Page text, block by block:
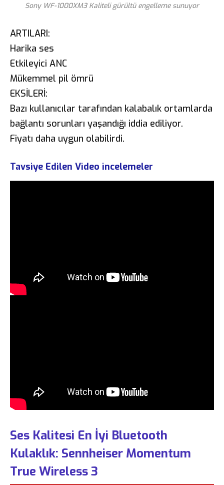
Sony WF-1000XM3 Kaliteli gürültü engelleme sunuyor
ARTILARI:
Harika ses
Etkileyici ANC
Mükemmel pil ömrü
EKSİLERİ:
Bazı kullanıcılar tarafından kalabalık ortamlarda
bağlantı sorunları yaşandığı iddia ediliyor.
Fiyatı daha uygun olabilirdi.
Tavsiye Edilen Video incelemeler
Ses Kalitesi En İyi Bluetooth
Kulaklık: Sennheiser Momentum
True Wireless 3